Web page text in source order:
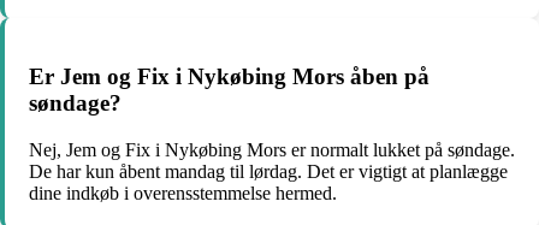
Er Jem og Fix i Nykøbing Mors åben på
søndage?
Nej, Jem og Fix i Nykøbing Mors er normalt lukket på søndage.
De har kun åbent mandag til lørdag. Det er vigtigt at planlægge
dine indkøb i overensstemmelse hermed.